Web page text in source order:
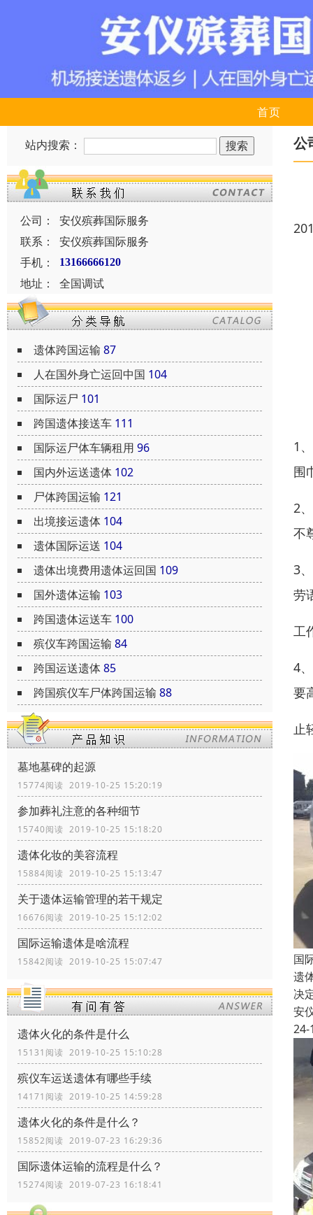
首页
站内搜索：
公司：
安仪殡葬国际服务
联系：
安仪殡葬国际服务
手机：
13166666120
地址： 全国调试
遗体跨国运输 87
人在国外身亡运回中国 104
国际运尸 101
跨国遗体接送车 111
国际运尸体车辆租用 96
国内外运送遗体 102
尸体跨国运输 121
出境接运遗体 104
遗体国际运送 104
遗体出境费用遗体运回国 109
国外遗体运输 103
跨国遗体运送车 100
殡仪车跨国运输 84
跨国运送遗体85
跨国殡仪车尸体跨国运输 88
墓地墓碑的起源
15774阅读 2019-10-25 15:20:19
参加葬礼注意的各种细节
15740阅读 2019-10-25 15:18:20
遗体化妆的美容流程
15884阅读 2019-10-25 15:13:47
关于遗体运输管理的若干规定
16676阅读 2019-10-25 15:12:02
国际运输遗体是啥流程
15842阅读 2019-10-25 15:07:47
遗体火化的条件是什么
15131阅读 2019-10-25 15:10:28
殡仪车运送遗体有哪些手续
14171阅读 2019-10-25 14:59:28
遗体火化的条件是什么？
15852阅读 2019-07-23 16:29:36
国际遗体运输的流程是什么？
15274阅读 2019-07-23 16:18:41
公
1
围
2
不
3
劳
工
4
要
止
国
遗
决
安
24-